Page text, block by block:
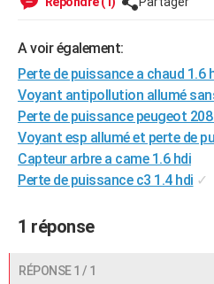
A voir également:
Perte de puissance a chaud 1.6
Voyant antipollution allumé
Perte de puissance peugeot
Voyant esp allumé et perte de
Capteur arbre a came 1.6 hdi
Perte de puissance c3 1.4 hdi ✓
1 réponse
RÉPONSE 1 / 1